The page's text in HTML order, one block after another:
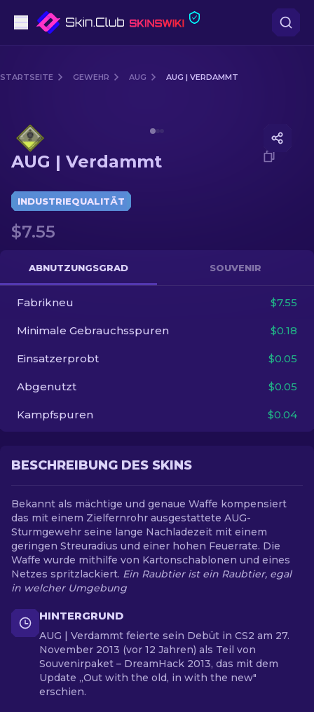
Scharfschützengewehr
Messer
Handschuh
Kisten
Andere
STARTSEITE GEWEHR AUG AUG | VERDAMMT
AUG | Verdammt
INDUSTRIEQUALITÄT
$7.55
ABNUTZUNGSGRAD SOUVENIR
Fabrikneu $7.55
Minimale Gebrauchsspuren $0.18
Einsatzerprobt $0.05
Abgenutzt $0.05
Kampfspuren $0.04
BESCHREIBUNG DES SKINS
Bekannt als mächtige und genaue Waffe kompensiert
das mit einem Zielfernrohr ausgestattete AUG-
Sturmgewehr seine lange Nachladezeit mit einem
geringen Streuradius und einer hohen Feuerrate. Die
Waffe wurde mithilfe von Kartonschablonen und eines
Netzes spritzlackiert. Ein Raubtier ist ein Raubtier, egal
in welcher Umgebung
HINTERGRUND
AUG | Verdammt feierte sein Debüt in CS2 am 27.
November 2013 (vor 12 Jahren) als Teil von
Souvenirpaket – DreamHack 2013, das mit dem
Update „Out with the old, in with the new"
erschien.